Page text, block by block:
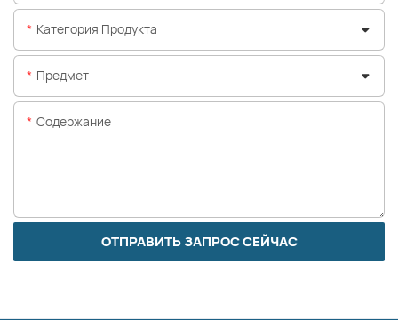
Категория Продукта
Предмет
Содержание
ОТПРАВИТЬ ЗАПРОС СЕЙЧАС